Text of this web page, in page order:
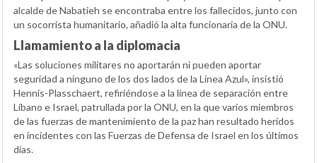
alcalde de Nabatieh se encontraba entre los fallecidos, junto con
un socorrista humanitario, añadió la alta funcionaria de la ONU.
Llamamiento a la diplomacia
«Las soluciones militares no aportarán ni pueden aportar
seguridad a ninguno de los dos lados de la Línea Azul», insistió
Hennis-Plasschaert, refiriéndose a la línea de separación entre
Líbano e Israel, patrullada por la ONU, en la que varios miembros
de las fuerzas de mantenimiento de la paz han resultado heridos
en incidentes con las Fuerzas de Defensa de Israel en los últimos
días.